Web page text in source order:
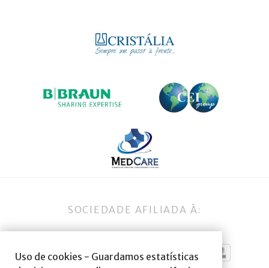
Uso de cookies - Guardamos estatísticas
SOCIEDADE AFILIADA À: